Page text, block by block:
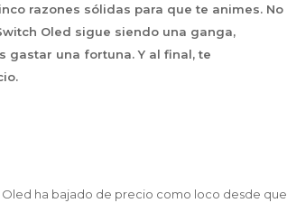
razones sólidas para que te animes. No
Oled sigue siendo una ganga,
gastar una fortuna. Y al final, te
ha bajado de precio como loco desde que